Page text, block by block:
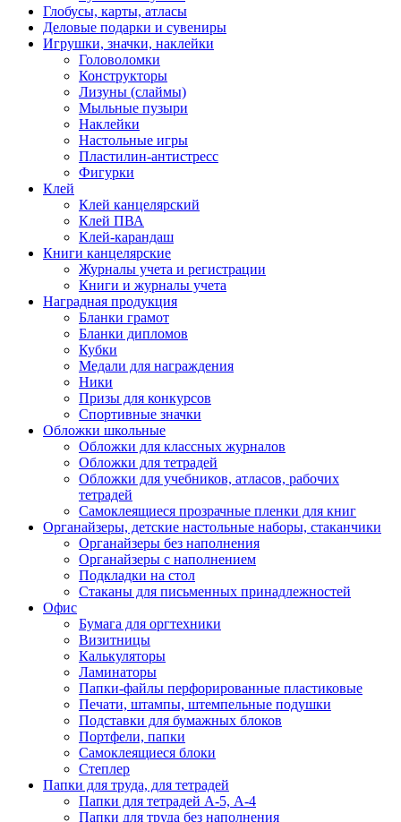
Глобусы, карты, атласы
Деловые подарки и сувениры
Игрушки, значки, наклейки
Головоломки
Конструкторы
Лизуны (слаймы)
Мыльные пузыри
Наклейки
Настольные игры
Пластилин-антистресс
Фигурки
Клей
Клей канцелярский
Клей ПВА
Клей-карандаш
Книги канцелярские
Журналы учета и регистрации
Книги и журналы учета
Наградная продукция
Бланки грамот
Бланки дипломов
Кубки
Медали для награждения
Ники
Призы для конкурсов
Спортивные значки
Обложки школьные
Обложки для классных журналов
Обложки для тетрадей
Обложки для учебников, атласов, рабочих
тетрадей
Самоклеящиеся прозрачные пленки для книг
Органайзеры, детские настольные наборы, стаканчики
Органайзеры без наполнения
Органайзеры с наполнением
Подкладки на стол
Стаканы для письменных принадлежностей
Офис
Бумага для оргтехники
Визитницы
Калькуляторы
Ламинаторы
Папки-файлы перфорированные пластиковые
Печати, штампы, штемпельные подушки
Подставки для бумажных блоков
Портфели, папки
Самоклеящиеся блоки
Степлер
Папки для труда, для тетрадей
Папки для тетрадей А-5, А-4
Папки для труда без наполнения